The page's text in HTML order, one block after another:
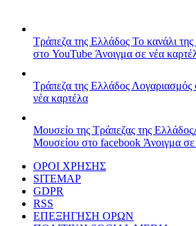
Τράπεζα της Ελλάδος Το κανάλι
στο YouTube Άνοιγμα σε νέα
Τράπεζα της Ελλάδος Λογαριασμός
νέα καρτέλα
Μουσείο της Τράπεζας της Ελλάδος
Μουσείου στο facebook Άνοιγμα
ΟΡΟΙ ΧΡΗΣΗΣ
SITEMAP
GDPR
RSS
ΕΠΕΞΗΓΗΣΗ ΟΡΩΝ